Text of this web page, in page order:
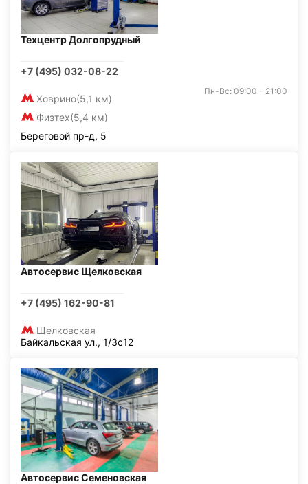
Техцентр Долгопрудный
+7 (495) 032-08-22
Ховрино(5,1 км)
Физтех(5,4 км)
Пн-Вс: 09:00 - 21:00
Береговой пр-д, 5
Автосервис Щелковская
+7 (495) 162-90-81
Щелковская
Байкальская ул., 1/3с12
Автосервис Семеновская